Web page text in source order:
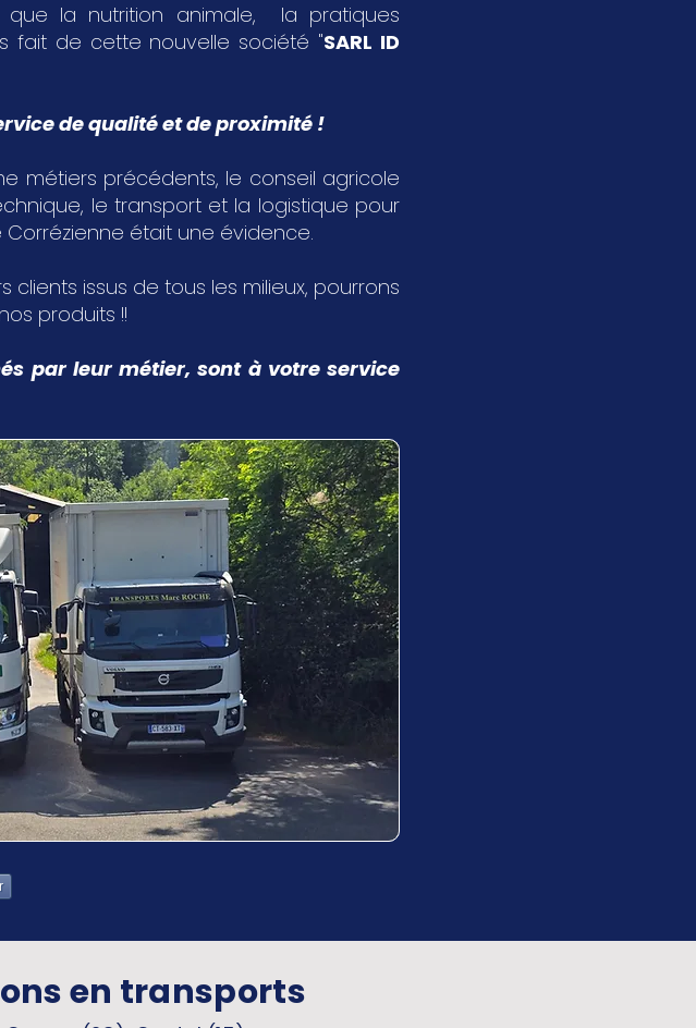
que la nutrition animale, la pratiques
fait de cette nouvelle société "SARL ID
de qualité et de proximité !
métiers précédents, le conseil agricole
le transport et la logistique pour
était une évidence.
clients issus de tous les milieux, pourrons
produits !!
par leur métier, sont à votre service
en transports